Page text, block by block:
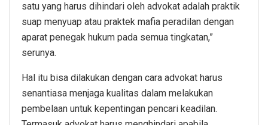
satu yang harus dihindari oleh advokat adalah praktik
suap menyuap atau praktek mafia peradilan dengan
aparat penegak hukum pada semua tingkatan,”
serunya.
Hal itu bisa dilakukan dengan cara advokat harus
senantiasa menjaga kualitas dalam melakukan
pembelaan untuk kepentingan pencari keadilan.